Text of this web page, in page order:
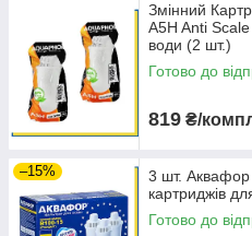
Змінний
А5H Anti
води (2 шт.)
Готово до
819 ₴/
–15%
3 шт. Аквафор
картриджів
Готово до